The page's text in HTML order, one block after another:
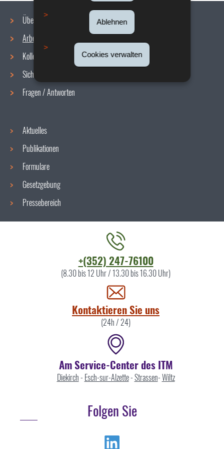
Ablehnen
Cookies verwalten
Navigationsmenü
Über uns
Arbeitsbedingungen
Kollektive Vereinbarungen
Sicherheit/Gesundheit am Arbeitsplatz
Fragen / Antworten
Aktuelles
Publikationen
Formulare
Gesetzgebung
Pressebereich
+(352) 247-76100
(8.30 bis 12 Uhr / 13.30 bis 16.30 Uhr)
Kontaktieren Sie uns
(24h / 24)
Am Service-Center des ITM
Diekirch- Esch-sur-Alzette-Strassen-Wiltz
Folgen Sie